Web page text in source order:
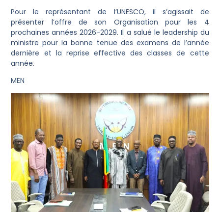
Pour le représentant de l’UNESCO, il s’agissait de
présenter l’offre de son Organisation pour les 4
prochaines années 2026-2029. Il a salué le leadership du
ministre pour la bonne tenue des examens de l’année
dernière et la reprise effective des classes de cette
année.
MEN